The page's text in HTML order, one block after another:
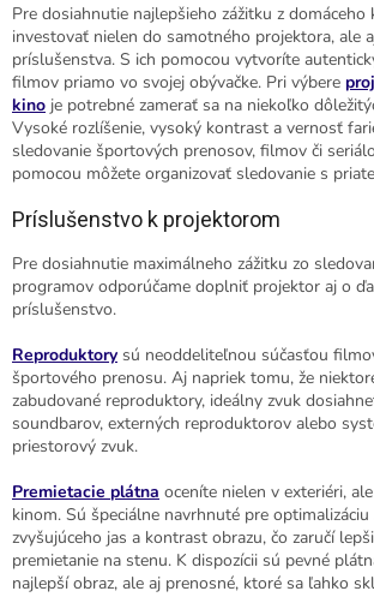
Pre dosiahnutie najlepšieho zážitku z domáceho
investovať nielen do samotného projektora, ale
príslušenstva. S ich pomocou vytvoríte
filmov priamo vo svojej obývačke. Pri výbere
kino je potrebné zamerať sa na niekoľko
Vysoké rozlíšenie, vysoký kontrast a vernosť
sledovanie športových prenosov, filmov či
pomocou môžete organizovať sledovanie s
Príslušenstvo k projektorom
Pre dosiahnutie maximálneho zážitku zo
programov odporúčame doplniť projektor aj o
príslušenstvo.
Reproduktory sú neoddeliteľnou súčasťou
športového prenosu. Aj napriek tomu, že
zabudované reproduktory, ideálny zvuk
soundbarov, externých reproduktorov alebo
priestorový zvuk.
Premietacie plátna oceníte nielen v exteriéri,
kinom. Sú špeciálne navrhnuté pre
zvyšujúceho jas a kontrast obrazu, čo zaručí
premietanie na stenu. K dispozícii sú pevné
najlepší obraz, ale aj prenosné, ktoré sa ľahko